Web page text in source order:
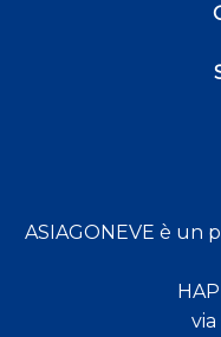
ASIAGONEVE è un